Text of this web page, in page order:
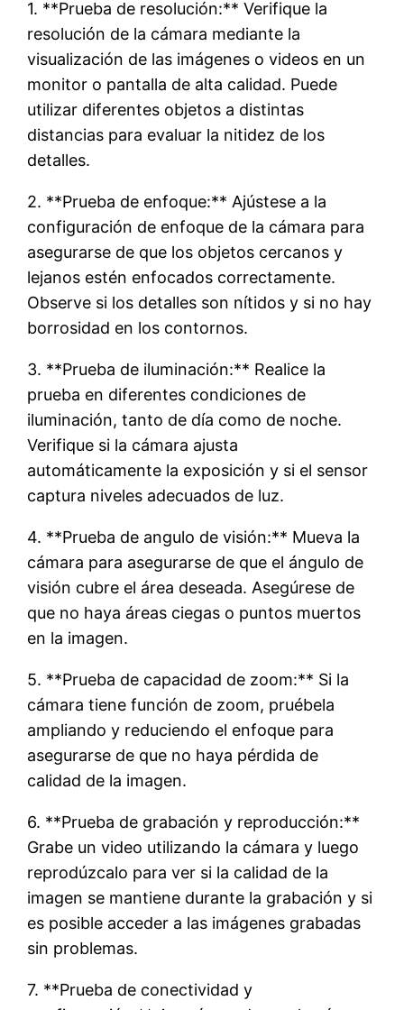
1. **Prueba de resolución:** Verifique la
resolución de la cámara mediante la
visualización de las imágenes o videos en un
monitor o pantalla de alta calidad. Puede
utilizar diferentes objetos a distintas
distancias para evaluar la nitidez de los
detalles.
2. **Prueba de enfoque:** Ajústese a la
configuración de enfoque de la cámara para
asegurarse de que los objetos cercanos y
lejanos estén enfocados correctamente.
Observe si los detalles son nítidos y si no hay
borrosidad en los contornos.
3. **Prueba de iluminación:** Realice la
prueba en diferentes condiciones de
iluminación, tanto de día como de noche.
Verifique si la cámara ajusta
automáticamente la exposición y si el sensor
captura niveles adecuados de luz.
4. **Prueba de angulo de visión:** Mueva la
cámara para asegurarse de que el ángulo de
visión cubre el área deseada. Asegúrese de
que no haya áreas ciegas o puntos muertos
en la imagen.
5. **Prueba de capacidad de zoom:** Si la
cámara tiene función de zoom, pruébela
ampliando y reduciendo el enfoque para
asegurarse de que no haya pérdida de
calidad de la imagen.
6. **Prueba de grabación y reproducción:**
Grabe un video utilizando la cámara y luego
reprodúzcalo para ver si la calidad de la
imagen se mantiene durante la grabación y si
es posible acceder a las imágenes grabadas
sin problemas.
7. **Prueba de conectividad y